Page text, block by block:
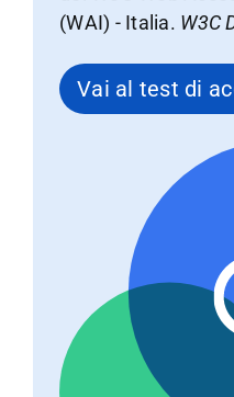
(WAI) - Italia. W3C
Vai al test di